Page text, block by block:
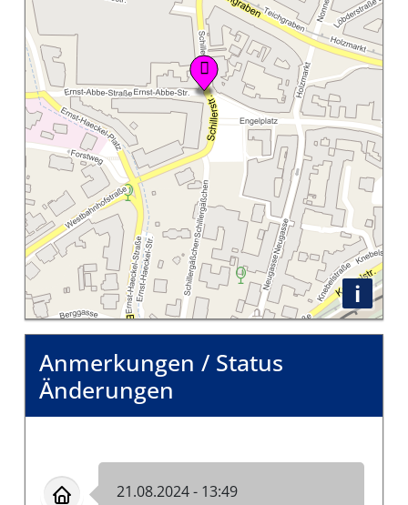
i
Anmerkungen / Status
Änderungen
21.08.2024 - 13:49